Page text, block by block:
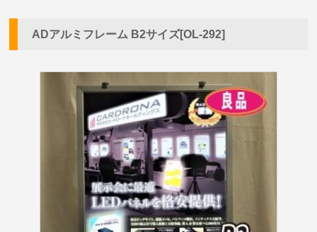
ADアルミフレーム B2サイズ[OL-292]